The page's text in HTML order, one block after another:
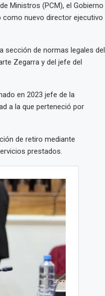
Ministros (PCM), el Gobierno
como nuevo director ejecutivo
sección de normas legales del
Zegarra y del jefe del
en 2023 jefe de la
a la que perteneció por
de retiro mediante
prestados.